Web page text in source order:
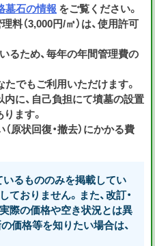
墓石の情報 をご覧ください。
料（3,000円/㎡）は、使用許可
るため、毎年の年間管理費の
でもご利用いただけます。
に、自己負担にて墳墓の設置
ます。
原状回復・撤去）にかかる費
るもののみを掲載してい
ておりません。また、改訂・
際の価格や空き状況とは異
価格等を知りたい場合は、